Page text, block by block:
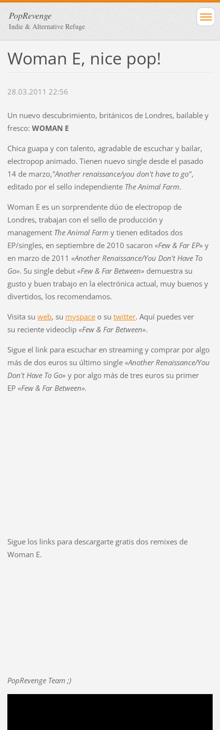
PopRevenge
Indie & Alternative Refuge
Woman E, nice pop!
28.03.2011 22:56
Un nuevo descubrimiento, británicos de Londres, bailable y
fresco: WOMAN E
Chica guapa y con talento, agradable de escuchar y bailar,
electropop animado. Tienen nuevo single desde el pasado
14 de marzo,"Another renaissance/you don't have to go",
editado por el sello independiente The Animal Farm.
Woman E es un sorprendente dúo de electropop de
Londres, trabajan con el sello de producción y
management The Animal Farmy tienen editados dos
EP/singles, en septiembre de 2010 sacaron «Few & Far EP»y
en marzo de 2011 «Another Renaissance​/​You Don’t Have To
Go». Su single debut «Few & Far Between»demuestra su
gusto y buen trabajo en la electrónica actual, muy buenos y
divertidos, los recomendamos.
Visita su web, su myspaceo su twitter. Aquí puedes ver
su reciente videoclip «Few & Far Between».
Sigue el link para escuchar en streaming y comprar por algo
más de dos euros su último single «Another Renaissance/You
Don't Have To Go»y por algo más de tres euros su primer
EP «Few & Far Between».
Sigue los links para descargarte gratis dos remixes de
Woman E.
PopRevenge Team ;)